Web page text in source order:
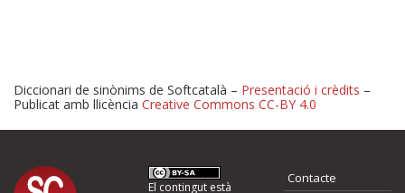
Proposeu-nos millores o
Diccionari de sinònims de Softcatalà – Presentació i crèdits –
Publicat amb llicència Creative Commons CC-BY 4.0
El contingut està
Contacte